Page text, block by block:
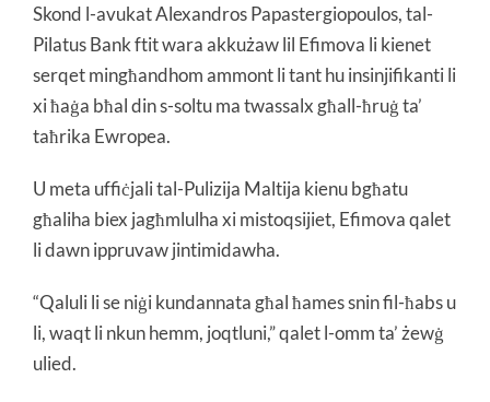
Skond l-avukat Alexandros Papastergiopoulos, tal-
Pilatus Bank ftit wara akkużaw lil Efimova li kienet
serqet mingħandhom ammont li tant hu insinjifikanti li
xi ħaġa bħal din s-soltu ma twassalx għall-ħruġ ta’
taħrika Ewropea.
U meta uffiċjali tal-Pulizija Maltija kienu bgħatu
għaliha biex jagħmlulha xi mistoqsijiet, Efimova qalet
li dawn ippruvaw jintimidawha.
“Qaluli li se niġi kundannata għal ħames snin fil-ħabs u
li, waqt li nkun hemm, joqtluni,” qalet l-omm ta’ żewġ
ulied.